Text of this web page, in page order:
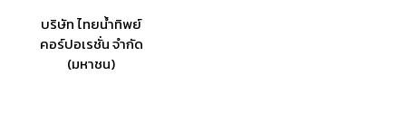
บริษัท ไทยน้ำทิพย์
คอร์ปอเรชั่น จำกัด
(มหาชน)